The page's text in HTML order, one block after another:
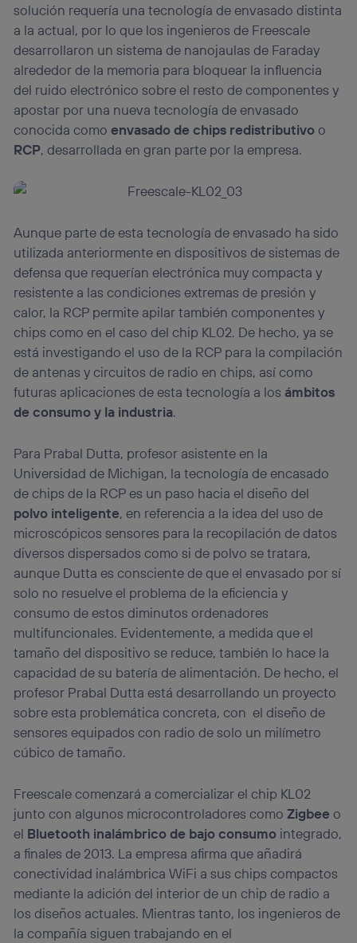
solución requería una tecnología de envasado distinta
a la actual, por lo que los ingenieros de Freescale
desarrollaron un sistema de nanojaulas de Faraday
alrededor de la memoria para bloquear la influencia
del ruido electrónico sobre el resto de componentes y
apostar por una nueva tecnología de envasado
conocida comoenvasado de chips redistributivoo
RCP, desarrollada en gran parte por la empresa.
Aunque parte de esta tecnología de envasado ha sido
utilizada anteriormente en dispositivos de sistemas de
defensa que requerían electrónica muy compacta y
resistente a las condiciones extremas de presión y
calor, la RCP permite apilar también componentes y
chips como en el caso del chip KL02. De hecho, ya se
está investigando el uso de la RCP para la compilación
de antenas y circuitos de radio en chips, así como
futuras aplicaciones de esta tecnología a los ámbitos
de consumo y la industria.
Para Prabal Dutta, profesor asistente en la
Universidad de Michigan, la tecnología de encasado
de chips de la RCP es un paso hacia el diseño del
polvo inteligente, en referencia a la idea del uso de
microscópicos sensores para la recopilación de datos
diversos dispersados como si de polvo se tratara,
aunque Dutta es consciente de que el envasado por sí
solo no resuelve el problema de la eficiencia y
consumo de estos diminutos ordenadores
multifuncionales. Evidentemente, a medida que el
tamaño del dispositivo se reduce, también lo hace la
capacidad de su batería de alimentación. De hecho, el
profesor Prabal Dutta está desarrollando un proyecto
sobre esta problemática concreta, con el diseño de
sensores equipados con radio de solo un milímetro
cúbico de tamaño.
Freescale comenzará a comercializar el chip KL02
junto con algunos microcontroladores comoZigbee o
el Bluetooth inalámbrico de bajo consumo integrado,
a finales de 2013. La empresa afirma que añadirá
conectividad inalámbrica WiFi a sus chips compactos
mediante la adición del interior de un chip de radio a
los diseños actuales. Mientras tanto, los ingenieros de
la compañía siguen trabajando en el